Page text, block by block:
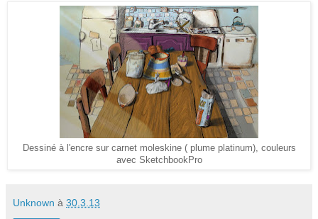
Dessiné à l'encre sur carnet moleskine ( plume platinum), couleurs
avec SketchbookPro
Unknown à 30.3.13